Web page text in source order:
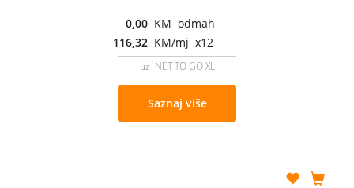
0,00 KM odmah
116,32 KM/mj x12
uz NET TO GO XL
Saznaj više